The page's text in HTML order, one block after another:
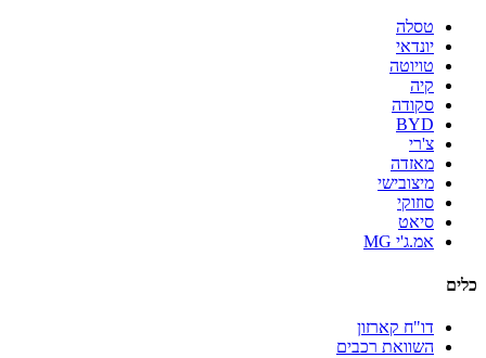
טסלה
יונדאי
טויוטה
קיה
סקודה
BYD
צ'רי
מאזדה
מיצובישי
סוזוקי
סיאט
אמ.ג'י MG
כלים
דו"ח קארזון
השוואת רכבים